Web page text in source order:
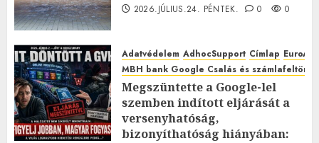
2026.JÚLIUS.24. PÉNTEK. 0 0
Adatvédelem AdhocSupport Címlap
MBH bank Google Csalás és
Megszüntette a Google-lel
szemben indított eljárását a
versenyhatóság,
bizonyíthatóság hiányában: